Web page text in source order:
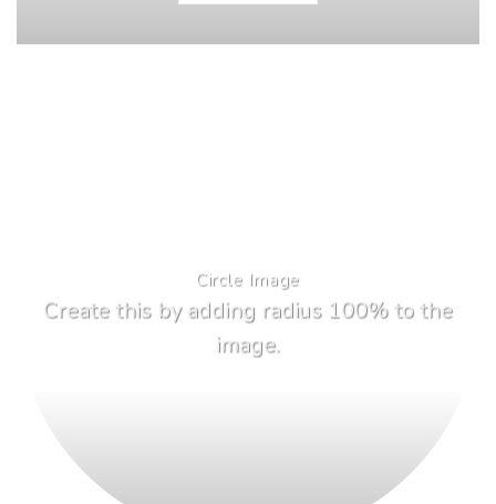
Circle Image
Create this by adding radius 100% to the
image.